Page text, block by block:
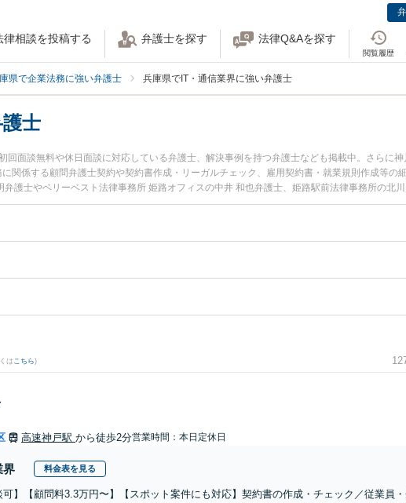
律相談を投稿する 弁護士を探す 法律Q&Aを探す
閲覧履歴
県で企業法務に強い弁護士 兵庫県でIT・通信業界に強い弁護士
士
面談無料や休日面談に対応している弁護士、解決事例を持つ弁護士なども掲載中。さらに
関係する顧問弁護士契約や契約書作成・リーガルチェック、雇用契約書・就業規則作成等の
護士やベリーベスト法律事務所 姫路オフィスの中井 和也弁護士、姫路駅前法律事務所の北
で土日や夜間に発生したIT・通信業界のトラブルを今すぐに弁護士に相談したい』『IT・通
通信業界を法律相談できる兵庫県内の弁護士に相談予約したい』などでお困りの相談者さん
はこちら)
高速神戸駅 から徒歩2分営業時間：本日定休日
界 料金表を見る
可】【顧問料3.3万円〜】【スポット案件にも対応】契約書の作成・チェック／従業員